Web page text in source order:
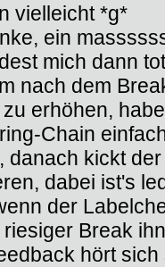
vielleicht *g*
ein
mich dann
nach dem
erhöhen,
Chain
danach kickt
dabei ist's
der
riesiger Break
hört